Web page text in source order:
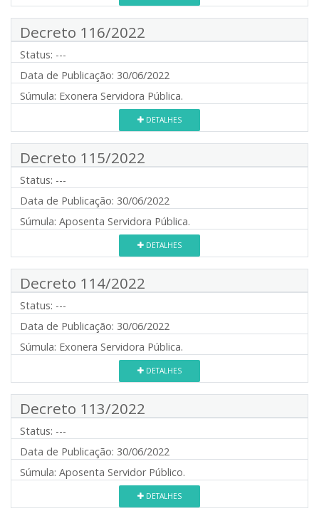
Decreto 116/2022
Status: ---
Data de Publicação: 30/06/2022
Súmula: Exonera Servidora Pública.
DETALHES
Decreto 115/2022
Status: ---
Data de Publicação: 30/06/2022
Súmula: Aposenta Servidora Pública.
DETALHES
Decreto 114/2022
Status: ---
Data de Publicação: 30/06/2022
Súmula: Exonera Servidora Pública.
DETALHES
Decreto 113/2022
Status: ---
Data de Publicação: 30/06/2022
Súmula: Aposenta Servidor Público.
DETALHES